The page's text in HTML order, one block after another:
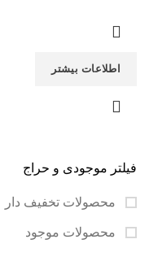
فیلتر موجودی و حراج
محصولات تخفیف دار
محصولات موجود
اطلاعات بیشتر